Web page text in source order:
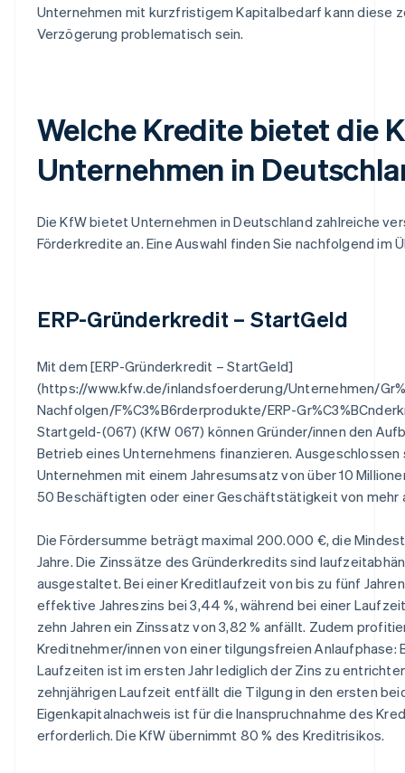
Unternehmen mit kurzfristigem Kapitalbedarf kann diese
Verzögerung problematisch sein.
Welche Kredite bietet die
Unternehmen in
Die KfW bietet Unternehmen in Deutschland zahlreiche
Förderkredite an. Eine Auswahl finden Sie nachfolgend im
ERP-Gründerkredit – StartGeld
Mit dem [ERP-Gründerkredit – StartGeld]
(https://www.kfw.de/inlandsfoerderung/Unternehmen/
Nachfolgen/F%C3%B6rderprodukte/ERP-
Startgeld-(067) (KfW 067) können Gründer/innen den
Betrieb eines Unternehmens finanzieren. Ausgeschlossen
Unternehmen mit einem Jahresumsatz von über 10
50 Beschäftigten oder einer Geschäftstätigkeit von mehr
Die Fördersumme beträgt maximal 200.000 €, die
Jahre. Die Zinssätze des Gründerkredits sind
ausgestaltet. Bei einer Kreditlaufzeit von bis zu fünf
effektive Jahreszins bei 3,44 %, während bei einer
zehn Jahren ein Zinssatz von 3,82 % anfällt. Zudem
Kreditnehmer/innen von einer tilgungsfreien Anlaufphase:
Laufzeiten ist im ersten Jahr lediglich der Zins zu
zehnjährigen Laufzeit entfällt die Tilgung in den ersten
Eigenkapitalnachweis ist für die Inanspruchnahme des
erforderlich. Die KfW übernimmt 80 % des Kreditrisikos.